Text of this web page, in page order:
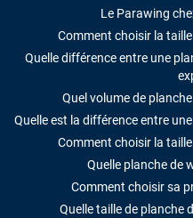
Le Parawing
Comment choisir la
Quelle différence entre une
Quel volume de
Quelle est la différence entre
Comment choisir la
Quelle planche de
Comment choisir sa
Quelle taille de planche